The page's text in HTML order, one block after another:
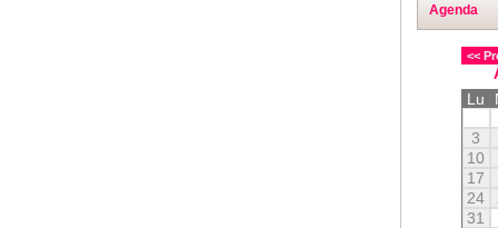
Agenda
<<
Lu
3
10
17
24
31